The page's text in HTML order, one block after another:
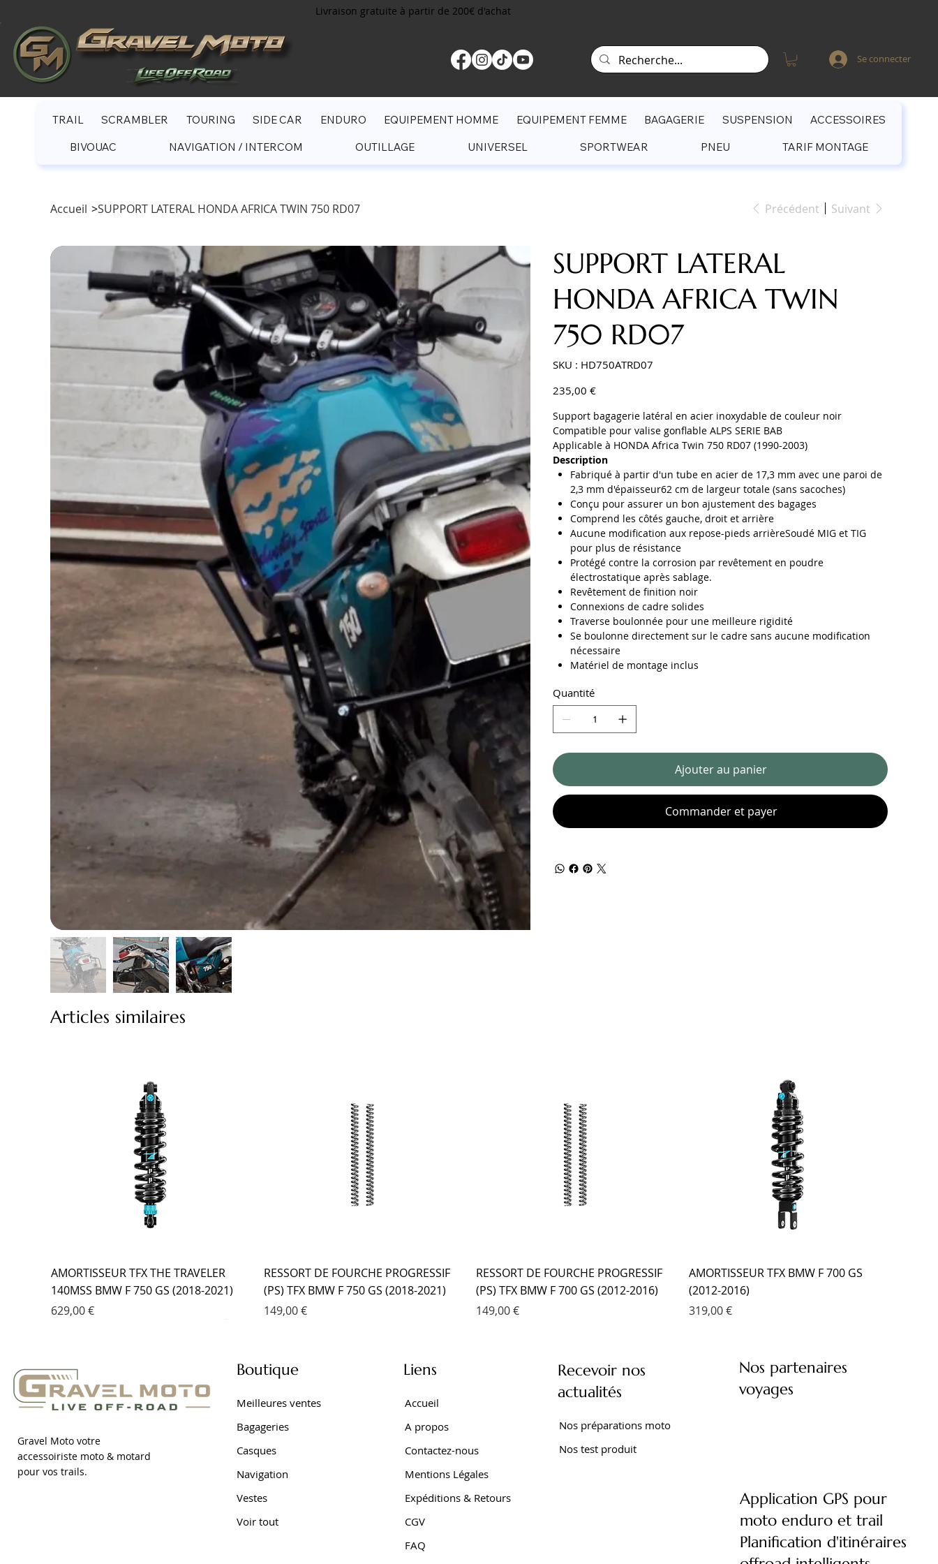
Livraison gratuite à partir de 200€ d'achat
Se connecter
Accueil >SUPPORT LATERAL HONDA AFRICA TWIN 750 RD07 Précédent Suivant
SUPPORT LATERAL
HONDA AFRICA TWIN
750 RD07
SKU : SKU
HD750ATRD07
HD750ATRD07
235,00 €
Support bagagerie latéral en acier inoxydable de couleur noir
Compatible pour valise gonflable ALPS SERIE BAB
Applicable à HONDA Africa Twin 750 RD07 (1990-2003)
Description
Fabriqué à partir d'un tube en acier de 17,3 mm avec une paroi de
2,3 mm d'épaisseur62 cm de largeur totale (sans sacoches)
Conçu pour assurer un bon ajustement des bagages
Comprend les côtés gauche, droit et arrière
Aucune modification aux repose-pieds arrièreSoudé MIG et TIG
pour plus de résistance
Protégé contre la corrosion par revêtement en poudre
électrostatique après sablage.
Revêtement de finition noir
Connexions de cadre solides
Traverse boulonnée pour une meilleure rigidité
Se boulonne directement sur le cadre sans aucune modification
nécessaire
Matériel de montage inclus
Quantité
Ajouter au panier
Commander et payer
Articles similaires
AMORTISSEUR TFX THE TRAVELER
140MSS BMW F 750 GS (2018-2021)
Prix
629,00 €
RESSORT DE FOURCHE PROGRESSIF
(PS) TFX BMW F 750 GS (2018-2021)
Prix
149,00 €
RESSORT DE FOURCHE PROGRESSIF
(PS) TFX BMW F 700 GS (2012-2016)
Prix
149,00 €
AMORTISSEUR TFX BMW F 700 GS
(2012-2016)
Prix
319,00 €
FOURCHE EMC KIT CARTOUCHE
YAMAHA TRACER 9 (2021- )
YAMAHA XTZ 750 SUPER TENERE
AMORTISSEUR EMC YAMAHA XTZ 660
TENERE (2008-2016)
AMORTISSEUR EMC YAMAHA TENERE
TRAIL SCRAMBLER TOURING SIDE CAR ENDURO EQUIPEMENT HOMME EQUIPEMENT FEMME BAGAGERIE SUSPENSION ACCESSOIRES
BIVOUAC NAVIGATION / INTERCOM OUTILLAGE UNIVERSEL SPORTWEAR PNEU TARIF MONTAGE
Gravel Moto votre
accessoiriste moto & motard
pour vos trails.
Boutique
Meilleures ventes
Bagageries
Casques
Navigation
Vestes
Voir tout
Liens
Accueil
A propos
Contactez-nous
Mentions Légales
Expéditions & Retours
CGV
FAQ
Recevoir nos
actualités
Nos préparations moto
Nos test produit
Nos partenaires
voyages
Application GPS pour
moto enduro et trail
Planification d'itinéraires